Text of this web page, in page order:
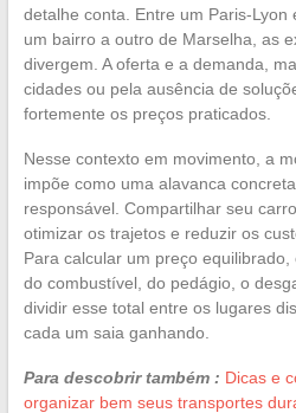
detalhe conta. Entre um Paris-Lyon
um bairro a outro de Marselha, as
divergem. A oferta e a demanda,
cidades ou pela ausência de
fortemente os preços praticados.
Nesse contexto em movimento, a
impõe como uma alavanca
responsável. Compartilhar seu
otimizar os trajetos e reduzir os
Para calcular um preço
do combustível, do pedágio, o
dividir esse total entre os lugares
cada um saia ganhando.
Para descobrir também : Dicas e
organizar bem seus transportes